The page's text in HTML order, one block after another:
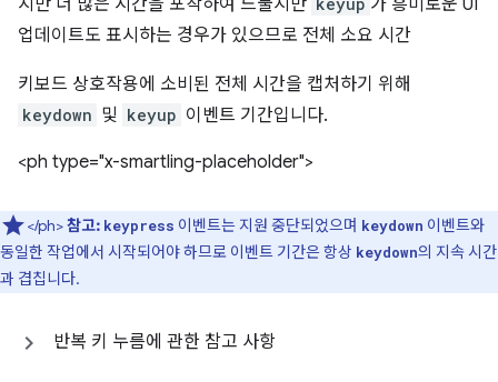
지만 더 많은 시간을 포착하여 드물지만 keyup 가 흥미로운 UI
업데이트도 표시하는 경우가 있으므로 전체 소요 시간
키보드 상호작용에 소비된 전체 시간을 캡처하기 위해
keydown 및 keyup 이벤트 기간입니다.
<ph type="x-smartling-placeholder">
</ph>참고: keypress 이벤트는 지원 중단되었으며 keydown 이벤트와
동일한 작업에서 시작되어야 하므로 이벤트 기간은 항상 keydown의 지속 시간
과 겹칩니다.
반복 키 누름에 관한 참고 사항